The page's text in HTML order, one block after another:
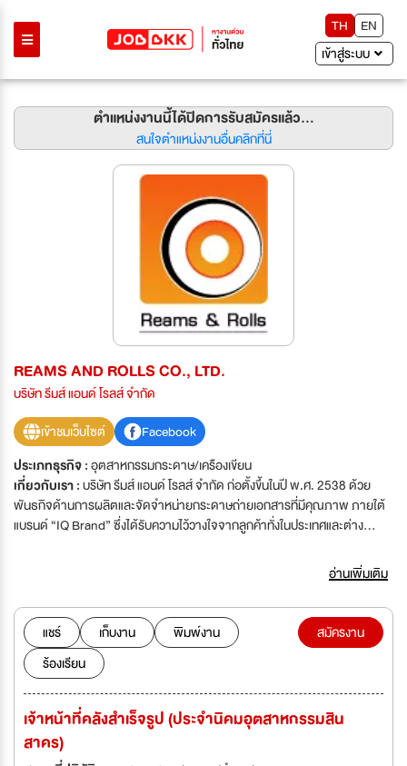
TH
EN
เข้าสู่ระบบ
ตำแหน่งงานนี้ได้ปิดการรับสมัครแล้ว...
สนใจตำแหน่งงานอื่นคลิกที่นี่
REAMS AND ROLLS CO., LTD.
บริษัท รีมส์ แอนด์ โรลส์ จำกัด
เข้าชมเว็บไซต์
Facebook
ประเภทธุรกิจ :อุตสาหกรรมกระดาษ/เครืองเขียน
เกี่ยวกับเรา :บริษัท รีมส์ แอนด์ โรลส์ จำกัด ก่อตั้งขึ้นในปี พ.ศ. 2538 ด้วย
พันธกิจด้านการผลิตและจัดจำหน่ายกระดาษถ่ายเอกสารที่มีคุณภาพ ภายใต้
แบรนด์ “IQ Brand” ซึ่งได้รับความไว้วางใจจากลูกค้าทั่งในประเทศและต่าง
กรุงเทพมหานคร และมีโรงงานผลิตกระดาษขนาดใหญ่ที่ทันสมัย บนพื้นที่กว่า
18,400 ตารางเมตร ในนิคมอุตสาหกรรมสินสาคร เรามุ่งมั่นพัฒนาอย่างต่อ
เนื่อง ทั้งในด้านเทคโนโลยีการผลิตและมาตรฐานคุณภาพ เพื่อตอบสนองความ
ต้องการของตลาดที่หลากหลาย ปัจจุบัน บริษัทฯ ได้จัดจำหน่ายและให้บริการ
กลุ่มผลิตภัณฑ์ตั้งแต่กระดาษถ่ายเอกสาร กระดาษสำนักงาน ตลอดจน
ผลิตภัณฑ์ด้านสุขอนามัยและการดูแลความสะอาด เช่น กระดาษทิชชู่ กระดาษ
ชำระ น้ำยาทำความสะอาด และถุงขยะ โดยทุกผลิตภัณฑ์ได้ผ่านการคัดสรร
วัตถุดิบที่เป็นมิตรต่อสิ่งแวดล้อม พร้อมมุ่งเน้นความยั่งยืนในทุกขั้นตอนของ
กระบวนการผลิต เพื่อยกระดับคุณภาพชีวิตของผู้บริโภคและตอบสนองความ
ต้องการในทุกภาคส่วนอย่างครบวงจร
อ่านเพิ่มเติม
แชร์ เก็บงาน
พิมพ์งาน
ร้องเรียน
สมัครงาน
เจ้าหน้าที่คลังสำเร็จรูป (ประจำนิคมอุตสาหกรรมสิน
สาคร)